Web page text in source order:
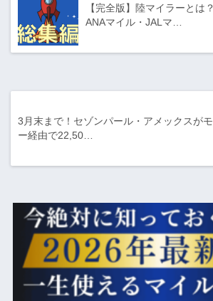
【完全版】陸マイラーとは
ANAマイル・JALマ…
3月末まで！セゾンパール・アメックスが
ー経由で22,50…